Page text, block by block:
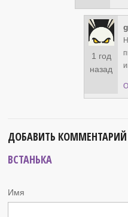
1 год
назад
ДОБАВИТЬ
ВСТАНЬКА
Имя